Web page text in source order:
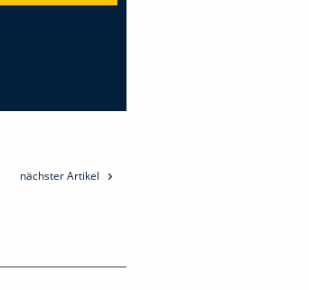
nächster Artikel